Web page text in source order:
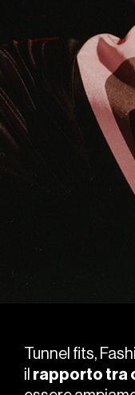
Tunnel fits,
il rapporto tra